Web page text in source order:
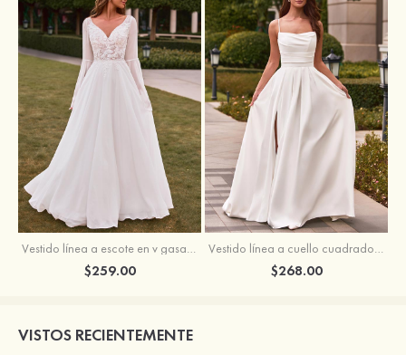
Vestido línea a escote en v gasa cola de barrido vestido de novia
$259.00
Vestido línea a cuello cuadrado crepé elástico cola de barrido vestido de novia
$268.00
VISTOS RECIENTEMENTE